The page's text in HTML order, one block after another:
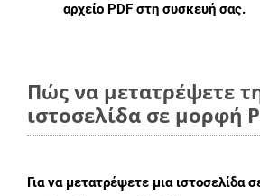
αρχείο PDF στη συσκευή σας.
Πώς να μετατρέψετε
ιστοσελίδα σε μορφή
Για να μετατρέψετε μια ιστοσελίδα